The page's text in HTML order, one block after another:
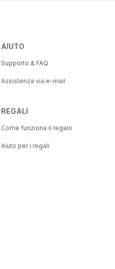
AIUTO
Supporto & FAQ
Assistenza via e-mail
REGALI
Come funziona il regalo
Aiuto per i regali